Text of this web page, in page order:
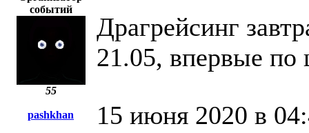
событий
55
Драгрейсинг
21.05, впервые
pashkhan 15 июня 2020 в